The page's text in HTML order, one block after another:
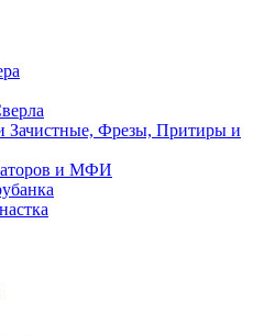
Фрезы, Притиры и
и МФИ